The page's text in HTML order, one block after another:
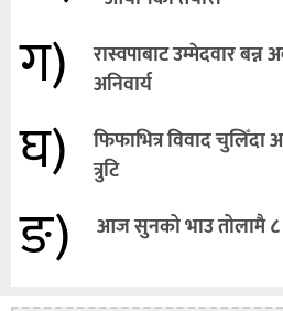
ग)
रास्वपाबाट उम्मेदवार बन्न
अनिवार्य
घ)
फिफाभित्र विवाद चुलिँदा
त्रुटि
ङ) आज सुनको भाउ तोलामै